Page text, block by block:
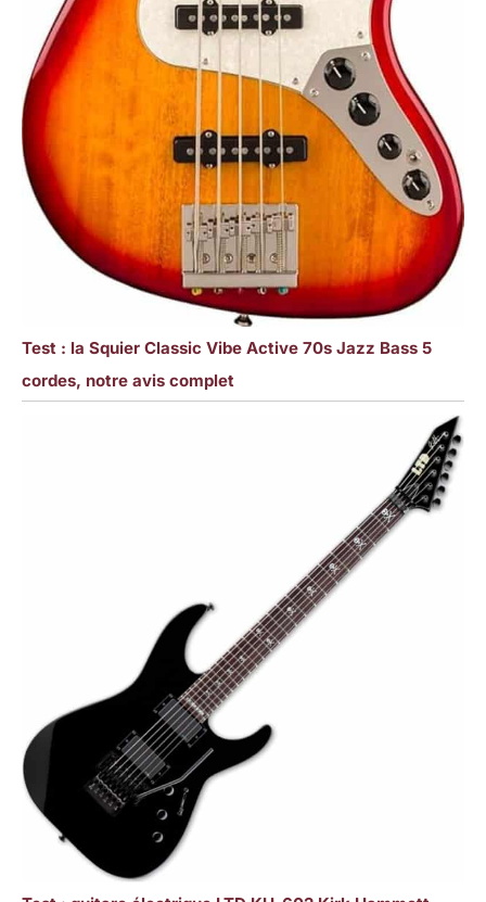
Test : la Squier Classic Vibe Active 70s Jazz Bass 5
cordes, notre avis complet